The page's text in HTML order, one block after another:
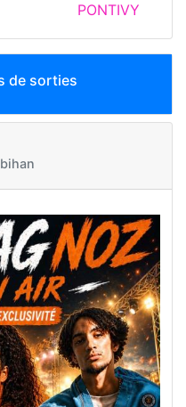
PONTIVY
de sorties